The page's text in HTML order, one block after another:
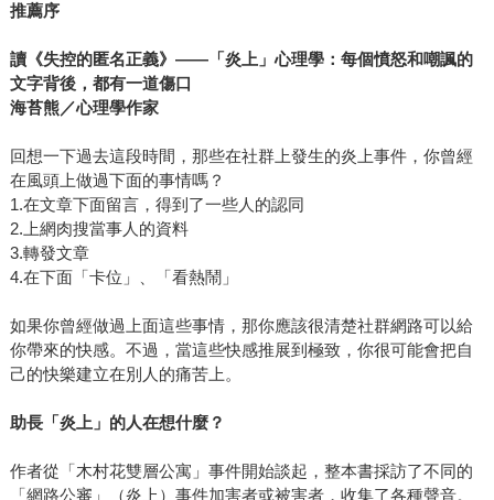
推薦序
讀《失控的匿名正義》 ——「炎上」心理學：每個憤怒和嘲諷的
文字背後，都有一道傷口
海苔熊／心理學作家
回想一下過去這段時間，那些在社群上發生的炎上事件，你曾經
在風頭上做過下面的事情嗎？
1.在文章下面留言，得到了一些人的認同
2.上網肉搜當事人的資料
3.轉發文章
4.在下面「卡位」、「看熱鬧」
如果你曾經做過上面這些事情，那你應該很清楚社群網路可以給
你帶來的快感。不過，當這些快感推展到極致，你很可能會把自
己的快樂建立在別人的痛苦上。
助長「炎上」的人在想什麼？
作者從「木村花雙層公寓」事件開始談起，整本書採訪了不同的
「網路公審」（炎上）事件加害者或被害者，收集了各種聲音。